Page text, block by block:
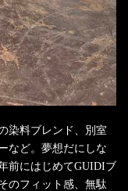
染料ブレンド、別室
など。夢想だにしな
前にはじめてGUIDIブ
のフィット感、無駄